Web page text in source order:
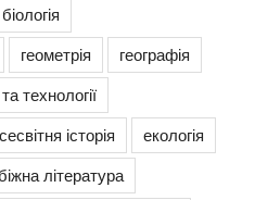
біологія
геометрія
географія
технології
історія
екологія
література